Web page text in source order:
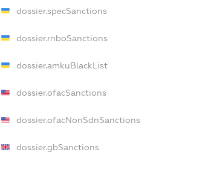
dossier.specSanctions
dossier.rnboSanctions
dossier.amkuBlackList
dossier.ofacSanctions
dossier.ofacNonSdnSanctions
dossier.gbSanctions